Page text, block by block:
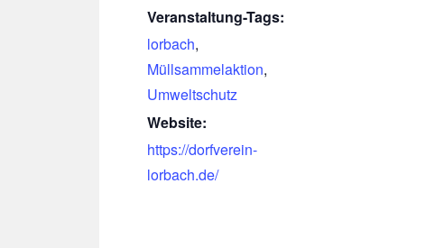
Veranstaltung-Tags:
lorbach,
Müllsammelaktion,
Umweltschutz
Website:
https://dorfverein-
lorbach.de/